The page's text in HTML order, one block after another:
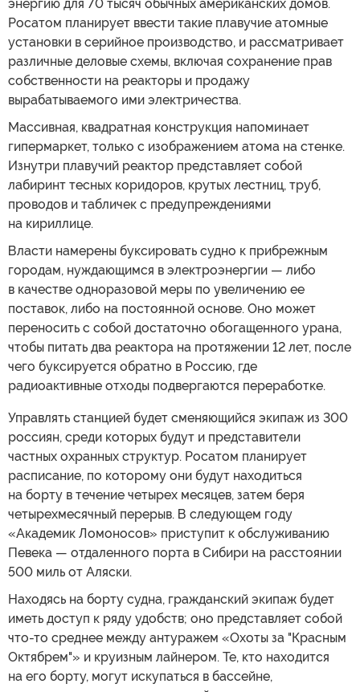
энергию для 70 тысяч обычных американских домов.
Росатом планирует ввести такие плавучие атомные
установки в серийное производство, и рассматривает
различные деловые схемы, включая сохранение прав
собственности на реакторы и продажу
вырабатываемого ими электричества.
Массивная, квадратная конструкция напоминает
гипермаркет, только с изображением атома на стенке.
Изнутри плавучий реактор представляет собой
лабиринт тесных коридоров, крутых лестниц, труб,
проводов и табличек с предупреждениями
на кириллице.
Власти намерены буксировать судно к прибрежным
городам, нуждающимся в электроэнергии — либо
в качестве одноразовой меры по увеличению ее
поставок, либо на постоянной основе. Оно может
переносить с собой достаточно обогащенного урана,
чтобы питать два реактора на протяжении 12 лет, после
чего буксируется обратно в Россию, где
радиоактивные отходы подвергаются переработке.
Управлять станцией будет сменяющийся экипаж из 300
россиян, среди которых будут и представители
частных охранных структур. Росатом планирует
расписание, по которому они будут находиться
на борту в течение четырех месяцев, затем беря
четырехмесячный перерыв. В следующем году
«Академик Ломоносов» приступит к обслуживанию
Певека — отдаленного порта в Сибири на расстоянии
500 миль от Аляски.
Находясь на борту судна, гражданский экипаж будет
иметь доступ к ряду удобств; оно представляет собой
что-то среднее между антуражем «Охоты за "Красным
Октябрем"» и круизным лайнером. Те, кто находится
на его борту, могут искупаться в бассейне,